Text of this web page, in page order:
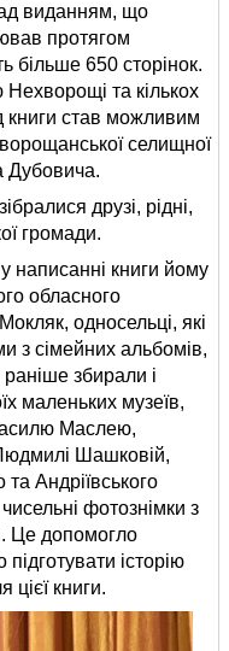
виданням, що
протягом
більше 650 сторінок.
Нехворощі та кількох
книги став можливим
селищної
Дубовича.
друзі, рідні,
громади.
написанні книги йому
обласного
односельці, які
з сімейних альбомів,
раніше збирали і
маленьких музеїв,
Маслею,
Шашковій,
Андріївського
фотознімки з
Це допомогло
історію
цієї книги.